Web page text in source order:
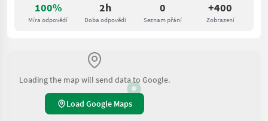
100%
Míra odpovědí
2h
Doba odpovědi
0
Seznam přání
+400
Zobrazení
Loading the map will send data to Google.
Load Google Maps